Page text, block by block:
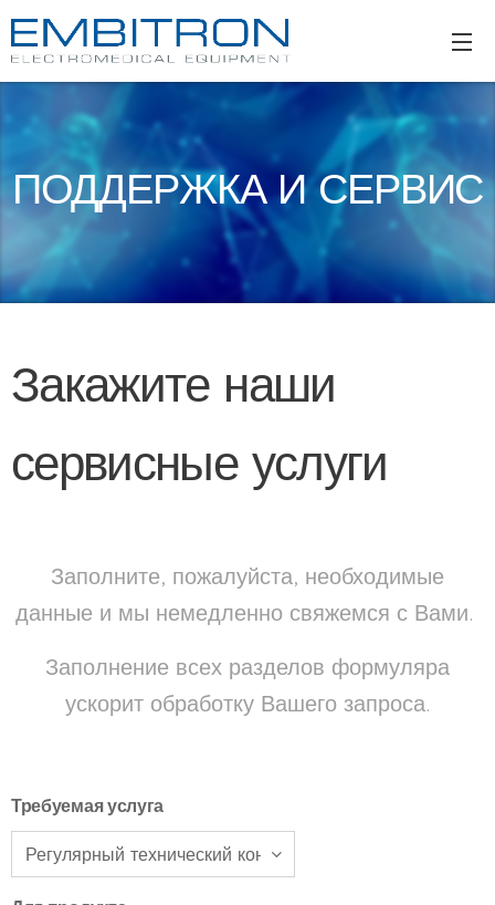
ПОДДЕРЖКА И СЕРВИС
Закажите наши
сервисные услуги
Заполните, пожалуйста, необходимые
данные и мы немедленно свяжемся с Вами.
Заполнение всех разделов формуляра
ускорит обработку Вашего запроса.
Требуемая услуга